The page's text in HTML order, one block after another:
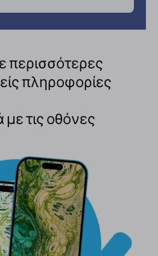
περισσότερες
πληροφορίες
με τις οθόνες